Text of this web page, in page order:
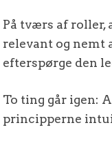
På tværs af roller,
relevant og nemt
efterspørge den
To ting går igen:
principperne